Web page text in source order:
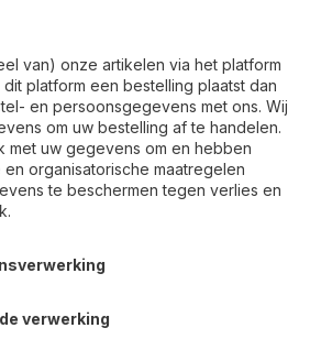
van) onze artikelen via het platform
dit platform een bestelling plaatst dan
en persoonsgegevens met ons. Wij
om uw bestelling af te handelen.
met uw gegevens om en hebben
organisatorische maatregelen
te beschermen tegen verlies en
verwerking